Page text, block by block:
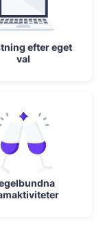
efter eget
val